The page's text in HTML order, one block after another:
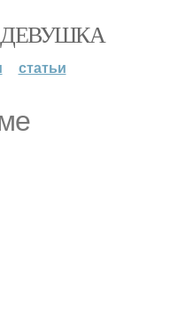
статьи